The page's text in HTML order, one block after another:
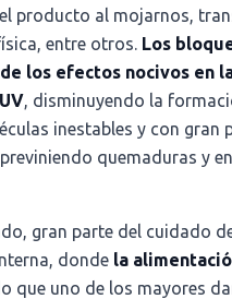
producto al mojarnos,
entre otros. Los
los efectos nocivos en
, disminuyendo la
inestables y con gran
quemaduras y
gran parte del cuidado
donde la
que uno de los mayores